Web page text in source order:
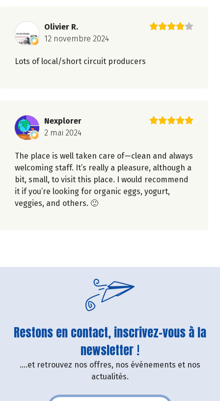
Olivier R.
12 novembre 2024
Lots of local/short circuit producers
Nexplorer
2 mai 2024
The place is well taken care of—clean and always
welcoming staff. It’s really a pleasure, although a
bit, small, to visit this place. I would recommend
it if you’re looking for organic eggs, yogurt,
veggies, and others. 🙂
Restons en contact, inscrivez-vous à la
newsletter !
....et retrouvez nos offres, nos événements et nos
actualités.